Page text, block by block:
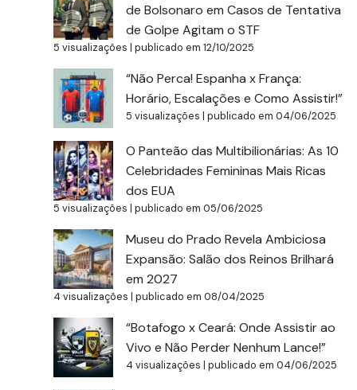
de Bolsonaro em Casos de Tentativa
de Golpe Agitam o STF
5 visualizações |publicado em 12/10/2025
“Não Perca! Espanha x França:
Horário, Escalações e Como Assistir!”
5 visualizações |publicado em 04/06/2025
O Panteão das Multibilionárias: As 10
Celebridades Femininas Mais Ricas
dos EUA
5 visualizações |publicado em 05/06/2025
Museu do Prado Revela Ambiciosa
Expansão: Salão dos Reinos Brilhará
em 2027
4 visualizações |publicado em 08/04/2025
“Botafogo x Ceará: Onde Assistir ao
Vivo e Não Perder Nenhum Lance!”
4 visualizações |publicado em 04/06/2025